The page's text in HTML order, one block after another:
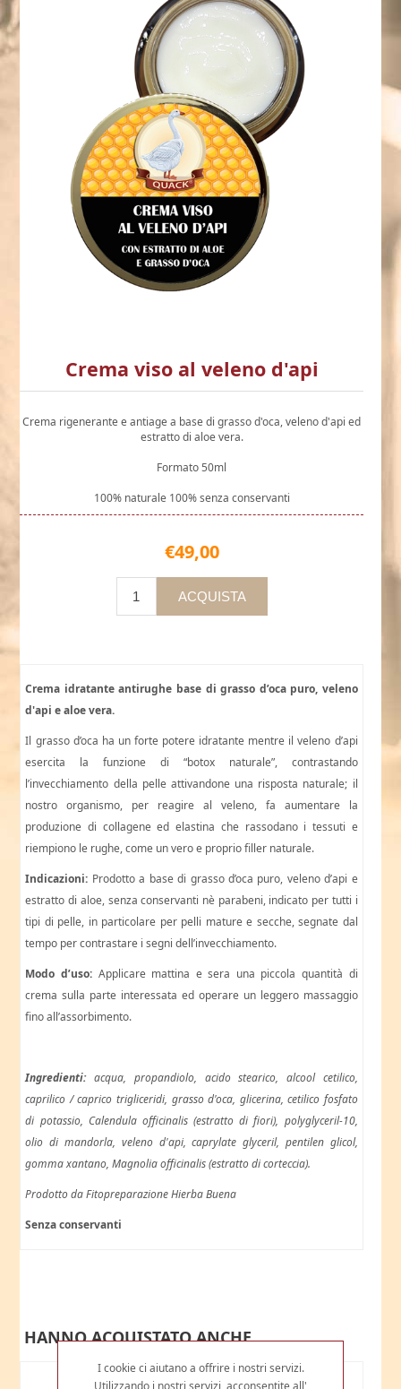
Crema viso al veleno d'api
Crema rigenerante e antiage a base di grasso d'oca, veleno d'api ed
estratto di aloe vera.
Formato 50ml
100% naturale 100% senza conservanti
€49,00
Crema idratante antirughe base di grasso d’oca puro, veleno
d'api e aloe vera.
Il grasso d’oca ha un forte potere idratante mentre il veleno d’api
esercita la funzione di “botox naturale”, contrastando
l’invecchiamento della pelle attivandone una risposta naturale; il
nostro organismo, per reagire al veleno, fa aumentare la
produzione di collagene ed elastina che rassodano i tessuti e
riempiono le rughe, come un vero e proprio filler naturale.
Indicazioni: Prodotto a base di grasso d’oca puro, veleno d’api e
estratto di aloe, senza conservanti nè parabeni, indicato per tutti i
tipi di pelle, in particolare per pelli mature e secche, segnate dal
tempo per contrastare i segni dell’invecchiamento.
Modo d’uso:Applicare mattina e sera una piccola quantità di
crema sulla parte interessata ed operare un leggero massaggio
fino all’assorbimento.
Ingredienti:acqua, propandiolo, acido stearico, alcool cetilico,
caprilico / caprico trigliceridi, grasso d'oca, glicerina, cetilico fosfato
di potassio, Calendula officinalis (estratto di fiori), polyglyceril-10,
olio di mandorla, veleno d'api, caprylate glyceril, pentilen glicol,
gomma xantano, Magnolia officinalis (estratto di corteccia).
Prodotto da Fitopreparazione Hierba Buena
Senza conservanti
HANNO ACQUISTATO ANCHE
I cookie ci aiutano a offrire i nostri servizi.
Utilizzando i nostri servizi, acconsentite all'